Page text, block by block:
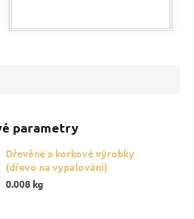
parametry
Dřevěné a korkové výrobky
(dřevo na vypalování)
0.008 kg